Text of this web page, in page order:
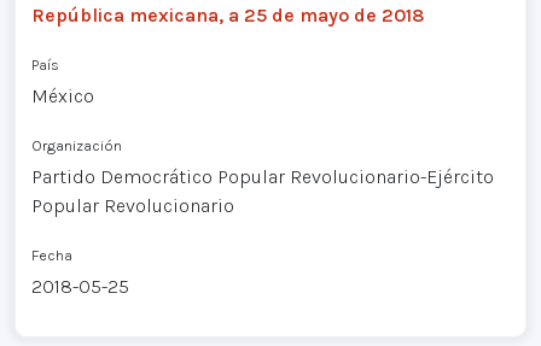
República mexicana, a 25 de mayo de 2018
País
México
Organización
Partido Democrático Popular Revolucionario-Ejército
Popular Revolucionario
Fecha
2018-05-25